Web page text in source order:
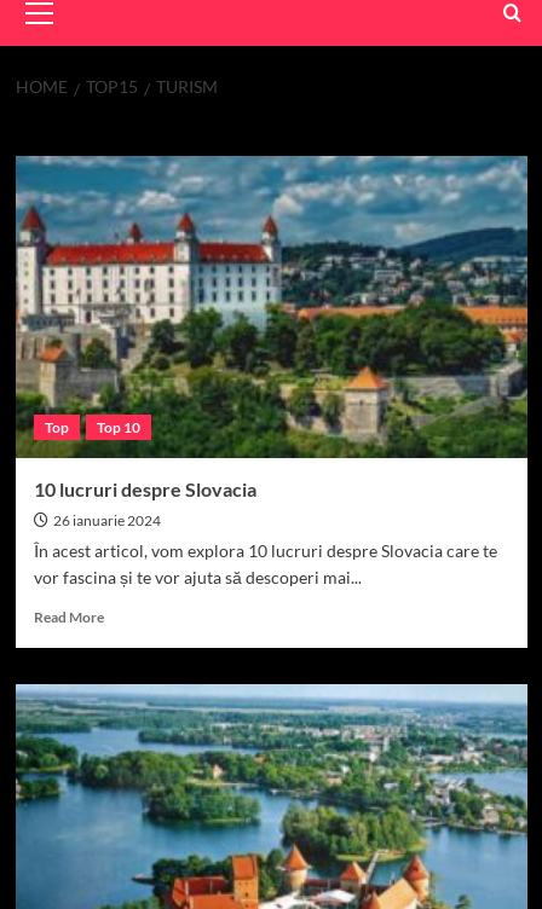
Menu
HOME TOP15 TURISM
Top Top 10
10 lucruri despre Slovacia
26 ianuarie 2024
În acest articol, vom explora 10 lucruri despre Slovacia care te
vor fascina și te vor ajuta să descoperi mai...
Read MoreRead
10
lucruri
despre
Slovacia